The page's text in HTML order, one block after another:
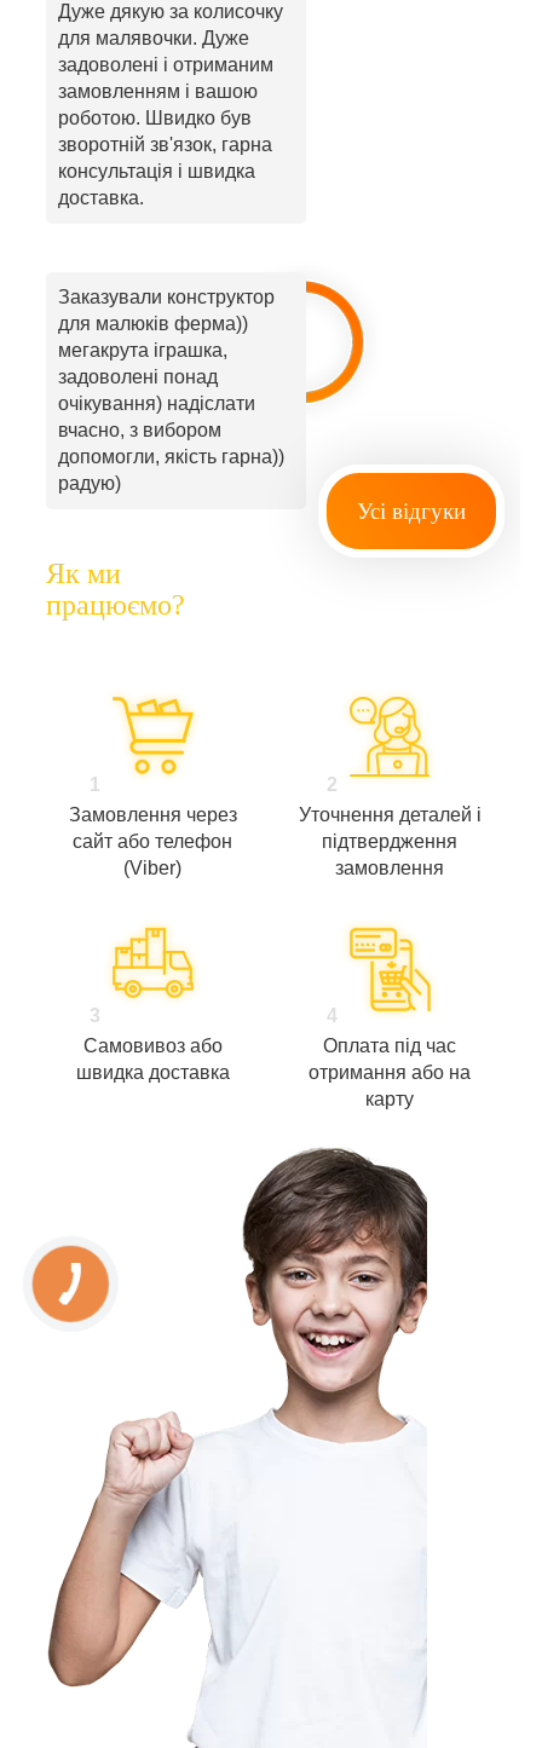
Дуже дякую за колисочку
для малявочки. Дуже
задоволені і отриманим
замовленням і вашою
роботою. Швидко був
зворотній зв'язок, гарна
консультація і швидка
доставка.
Заказували конструктор
для малюків ферма))
мегакрута іграшка,
задоволені понад
очікування) надіслати
вчасно, з вибором
допомогли, якість гарна))
радую)
Усі відгуки
Як ми
працюємо?
1
Замовлення через
сайт або телефон
(Viber)
2
Уточнення деталей і
підтвердження
замовлення
3
Самовивоз або
швидка доставка
4
Оплата під час
отримання або на
карту